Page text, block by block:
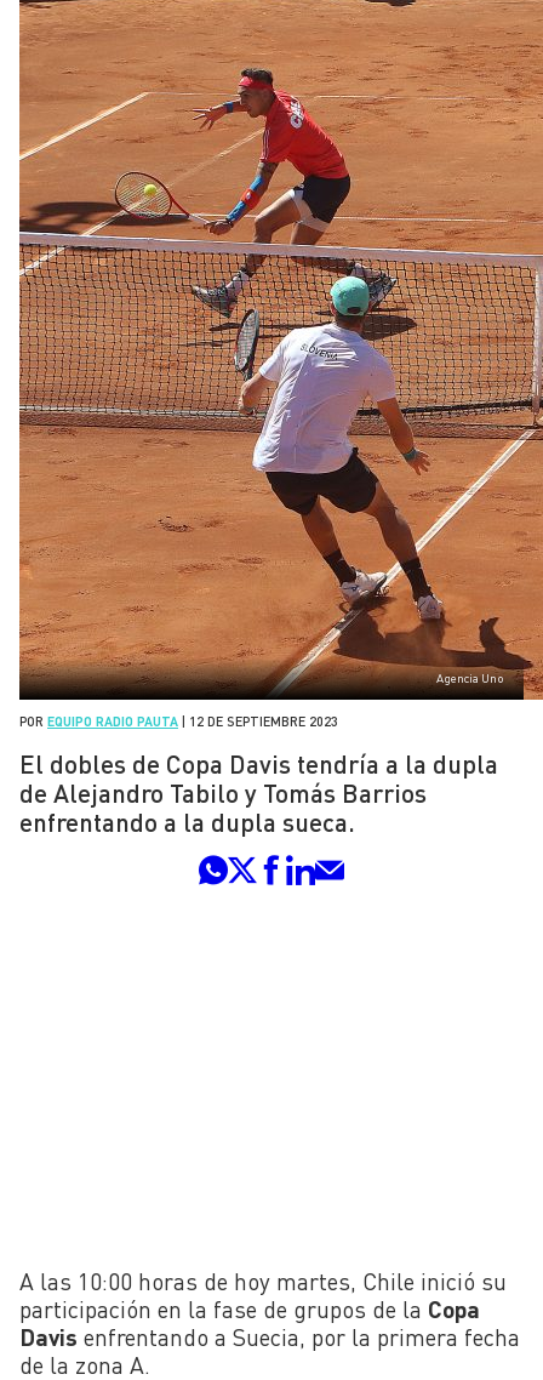
Agencia Uno
POR EQUIPO RADIO PAUTA | 12 DE SEPTIEMBRE 2023
El dobles de Copa Davis tendría a la dupla
de Alejandro Tabilo y Tomás Barrios
enfrentando a la dupla sueca.
A las 10:00 horas de hoy martes, Chile inició su
participación en la fase de grupos de la Copa
Davis enfrentando a Suecia, por la primera fecha
de la zona A.